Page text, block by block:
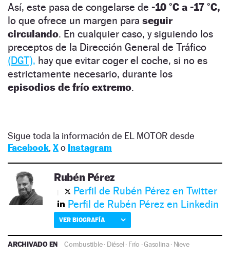
Así, este pasa de congelarse de -10 °C a -17 °C,
lo que ofrece un margen para seguir
circulando. En cualquier caso, y siguiendo los
preceptos de la Dirección General de Tráfico
(DGT), hay que evitar coger el coche, si no es
estrictamente necesario, durante los
episodios de frío extremo.
Sigue toda la información de EL MOTOR desde
Facebook, Xo Instagram
Rubén Pérez
Perfil de Rubén Pérez en Twitter
Perfil de Rubén Pérez en Linkedin
VER BIOGRAFÍA
ARCHIVADO EN Combustible· Diésel· Frío ·Gasolina· Nieve